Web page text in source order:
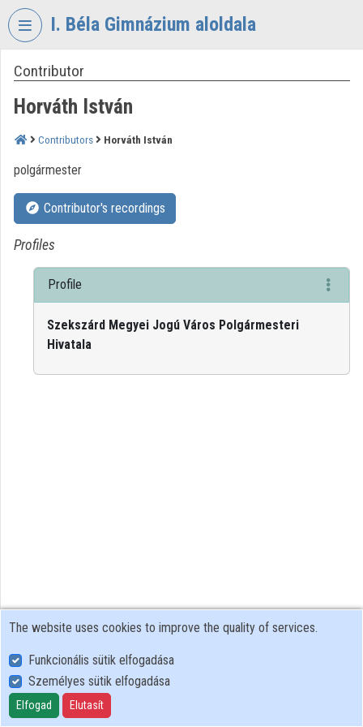
Skip header
I. Béla Gimnázium aloldala
VIDEO
I.
BÉLA
Log In
Categories
Organization playlists
Contributor
Horváth István
Contributors Horváth István
polgármester
Contributor's recordings
Profiles
Profile
Szekszárd Megyei Jogú Város Polgármesteri
Hivatala
User Policy
Adatkezelési tájékoztató (en)
Cookie Policy
The website uses cookies to improve the quality of services.
Funkcionális sütik elfogadása
Személyes sütik elfogadása
Elfogad Elutasít